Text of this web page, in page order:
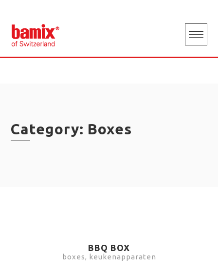
content
Category: Boxes
BBQ BOX
boxes, keukenapparaten